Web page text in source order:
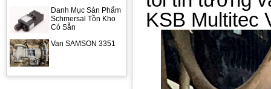
Danh Mục Sản Phẩm
Schmersal Tồn Kho
Có Sẵn
Van SAMSON 3351
KSB Multitec